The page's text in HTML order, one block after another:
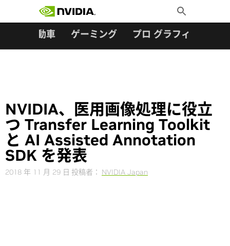
Toggle
Search
自動車 ゲーミング プロ グラフィックス
NVIDIA、医用画像処理に役立
つ Transfer Learning Toolkit
と AI Assisted Annotation
SDK を発表
2018 年 11 月 29 日 投稿者： NVIDIA Japan